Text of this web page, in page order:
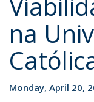
na
Monday, April 20,